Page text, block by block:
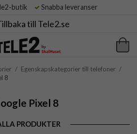
butik Snabba leveranser
till Tele2.se
/ Egenskapskategorier till telefoner /
8
Pixel 8
PRODUKTER